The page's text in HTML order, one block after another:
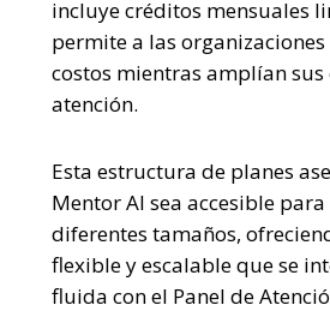
incluye créditos mensuales
permite a las
costos mientras amplían
atención.
Esta estructura de planes
Mentor AI sea accesible
diferentes tamaños,
flexible y escalable que se
fluida con el Panel de